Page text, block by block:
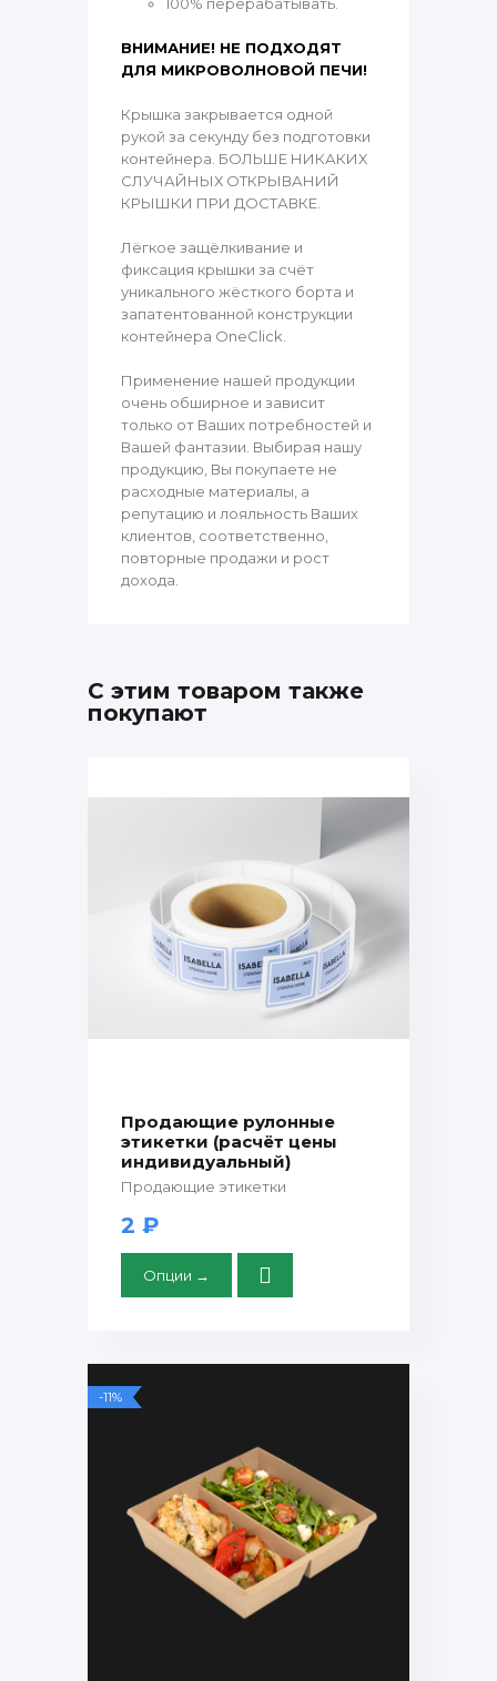
ВНИМАНИЕ! НЕ ПОДХОДЯТ
ДЛЯ МИКРОВОЛНОВОЙ ПЕЧИ!
Крышка закрывается одной
рукой за секунду без подготовки
контейнера. БОЛЬШЕ НИКАКИХ
СЛУЧАЙНЫХ ОТКРЫВАНИЙ
КРЫШКИ ПРИ ДОСТАВКЕ.
Лёгкое защёлкивание и
фиксация крышки за счёт
уникального жёсткого борта и
запатентованной конструкции
контейнера OneClick.
Применение нашей продукции
очень обширное и зависит
только от Ваших потребностей и
Вашей фантазии. Выбирая нашу
продукцию, Вы покупаете не
расходные материалы, а
репутацию и лояльность Ваших
клиентов, соответственно,
повторные продажи и рост
дохода.
С этим товаром также
покупают
Продающие рулонные
этикетки (расчёт цены
индивидуальный)
Продающие этикетки
2 ₽
Опции →
-11%